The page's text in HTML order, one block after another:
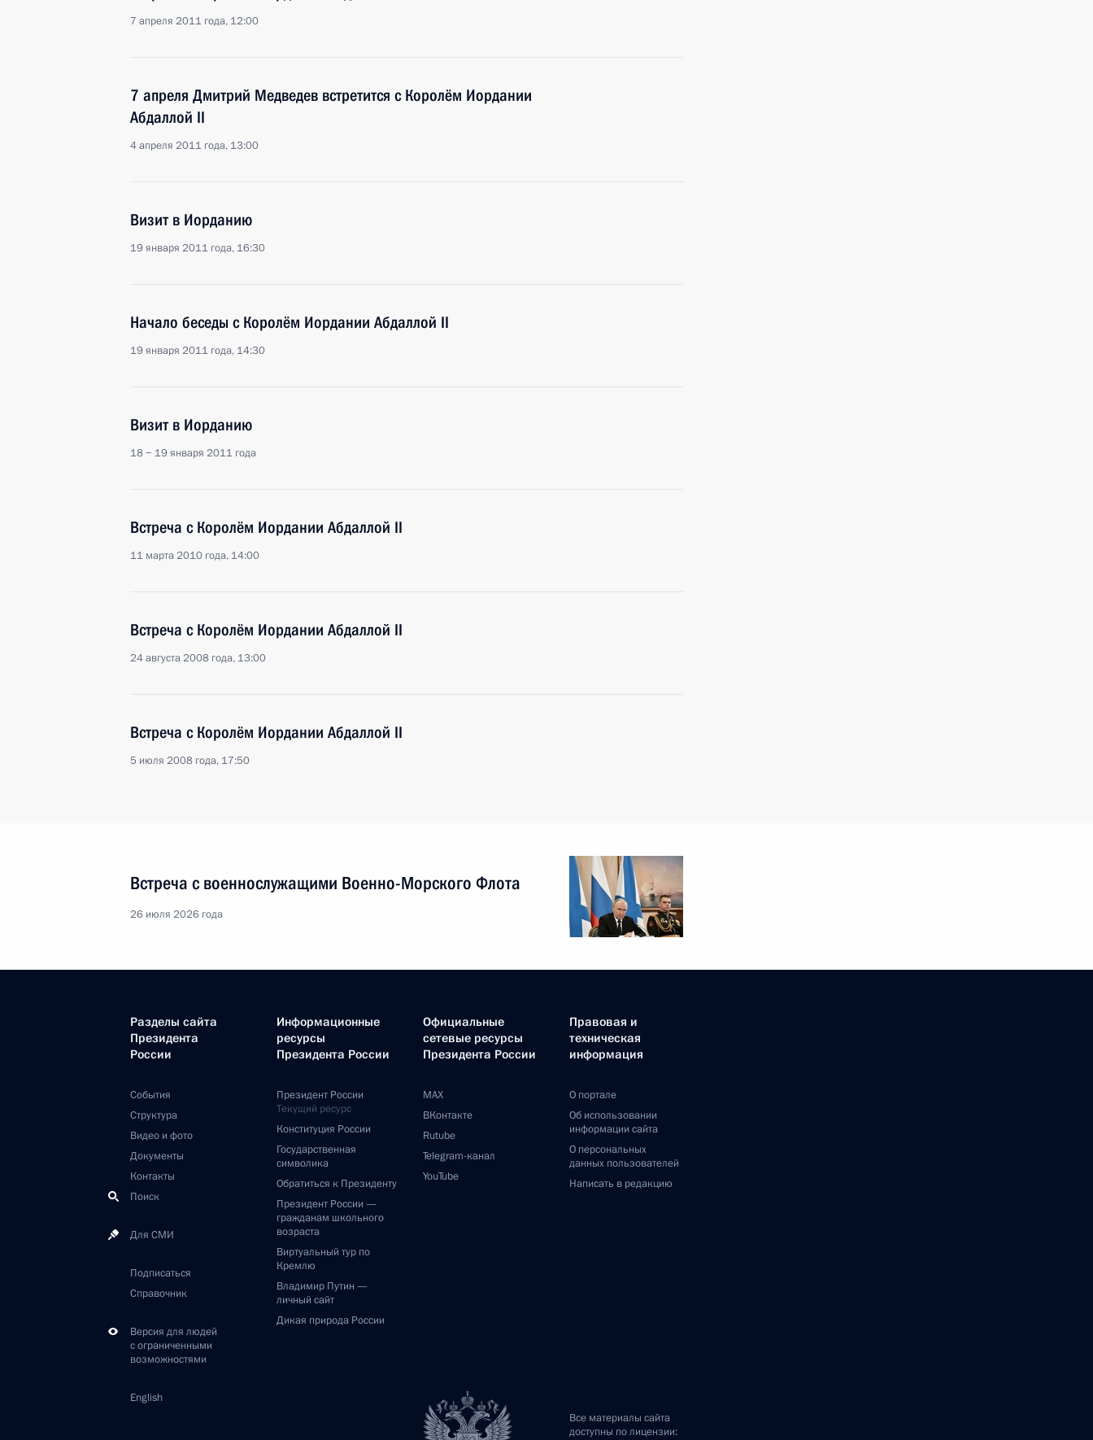
7 апреля 2011 года, 12:00
7 апреля Дмитрий Медведев встретится с Королём Иордании
Абдаллой II
4 апреля 2011 года, 13:00
Визит в Иорданию
19 января 2011 года, 16:30
Начало беседы с Королём Иордании Абдаллой II
19 января 2011 года, 14:30
Визит в Иорданию
18 − 19 января 2011 года
Встреча с Королём Иордании Абдаллой II
11 марта 2010 года, 14:00
Встреча с Королём Иордании Абдаллой II
24 августа 2008 года, 13:00
Встреча с Королём Иордании Абдаллой II
5 июля 2008 года, 17:50
Встреча с военнослужащими Военно-Морского Флота
26 июля 2026 года
Разделы сайта
Президента
России
События
Структура
Видео и фото
Документы
Контакты
Поиск
Для СМИ
Подписаться
Справочник
Версия для людей
с ограниченными
возможностями
English
Информационные
ресурсы
Президента России
Президент России
Текущий ресурс
Конституция России
Государственная
символика
Обратиться к Президенту
Президент России —
гражданам школьного
возраста
Виртуальный тур по
Кремлю
Владимир Путин —
личный сайт
Дикая природа России
Официальные
сетевые ресурсы
Президента России
MAX
ВКонтакте
Rutube
Telegram-канал
YouTube
Правовая и
техническая
информация
О портале
Об использовании
информации сайта
О персональных
данных пользователей
Написать в редакцию
Все материалы сайта
доступны по лицензии: